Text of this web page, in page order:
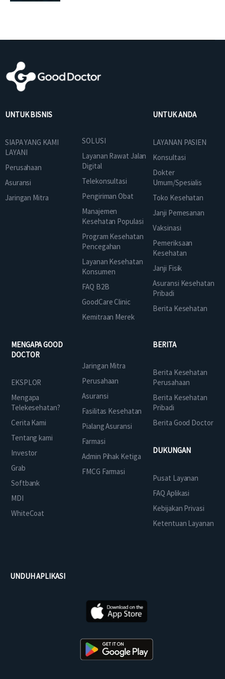
UNTUK BISNIS
SIAPA YANG KAMI
LAYANI
Perusahaan
Asuransi
Jaringan Mitra
SOLUSI
Layanan Rawat Jalan
Digital
Telekonsultasi
Pengiriman Obat
Manajemen
Kesehatan Populasi
Program Kesehatan
Pencegahan
Layanan Kesehatan
Konsumen
FAQ B2B
GoodCare Clinic
Kemitraan Merek
UNTUK ANDA
LAYANAN PASIEN
Konsultasi
Dokter
Umum/Spesialis
Toko Kesehatan
Janji Pemesanan
Vaksinasi
Pemeriksaan
Kesehatan
Janji Fisik
Asuransi Kesehatan
Pribadi
Berita Kesehatan
MENGAPA GOOD
DOCTOR
EKSPLOR
Mengapa
Telekesehatan?
Cerita Kami
Tentang kami
Investor
Grab
Softbank
MDI
WhiteCoat
Jaringan Mitra
Perusahaan
Asuransi
Fasilitas Kesehatan
Pialang Asuransi
Farmasi
Admin Pihak Ketiga
FMCG Farmasi
BERITA
Berita Kesehatan
Perusahaan
Berita Kesehatan
Pribadi
Berita Good Doctor
DUKUNGAN
Pusat Layanan
FAQ Aplikasi
Kebijakan Privasi
Ketentuan Layanan
UNDUH APLIKASI